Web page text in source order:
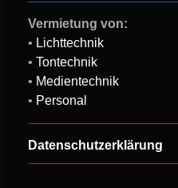
Vermietung von:
• Lichttechnik
• Tontechnik
• Medientechnik
• Personal
Datenschutzerklärung